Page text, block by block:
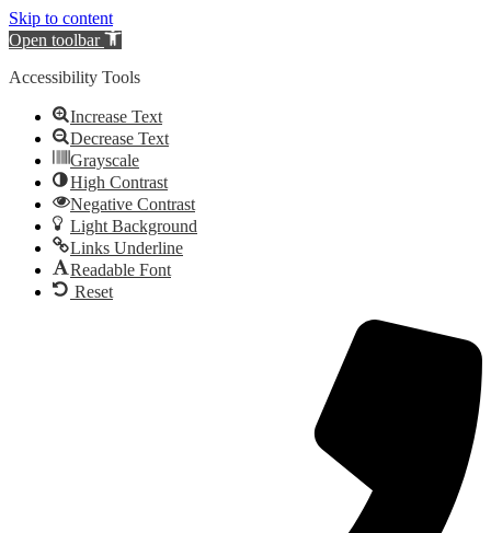
Skip to content
Open toolbar
Accessibility Tools
Increase Text
Decrease Text
Grayscale
High Contrast
Negative Contrast
Light Background
Links Underline
Readable Font
Reset